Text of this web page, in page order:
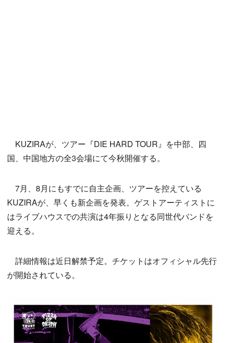
KUZIRAが、ツアー『DIE HARD TOUR』を中部、四
国、中国地方の全3会場にて今秋開催する。
7月、8月にもすでに自主企画、ツアーを控えている
KUZIRAが、早くも新企画を発表。ゲストアーティストに
はライブハウスでの共演は4年振りとなる同世代バンドを
迎える。
詳細情報は近日解禁予定。チケットはオフィシャル先行
が開始されている。